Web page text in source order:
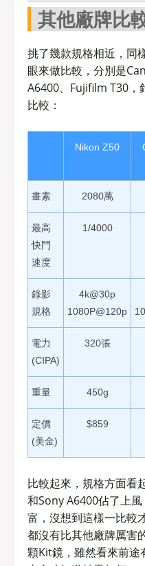
其他廠牌比
挑了幾款規格相近，同
眼來做比較，分別是
A6400、Fujifilm T30，
比較：
Nikon Z50
畫素 2080萬
最高
快門
速度
1/4000
錄影
規格
4k@30p
1080P@120p
電力
(CIPA)
320張
重量 450g
定價
(美金)
$859
比較起來，規格方面看
和Sony A6400佔了上
富，沒想到這樣一比較
都沒有比其他廠牌厲害
顆Kit鏡，雖然看來前途